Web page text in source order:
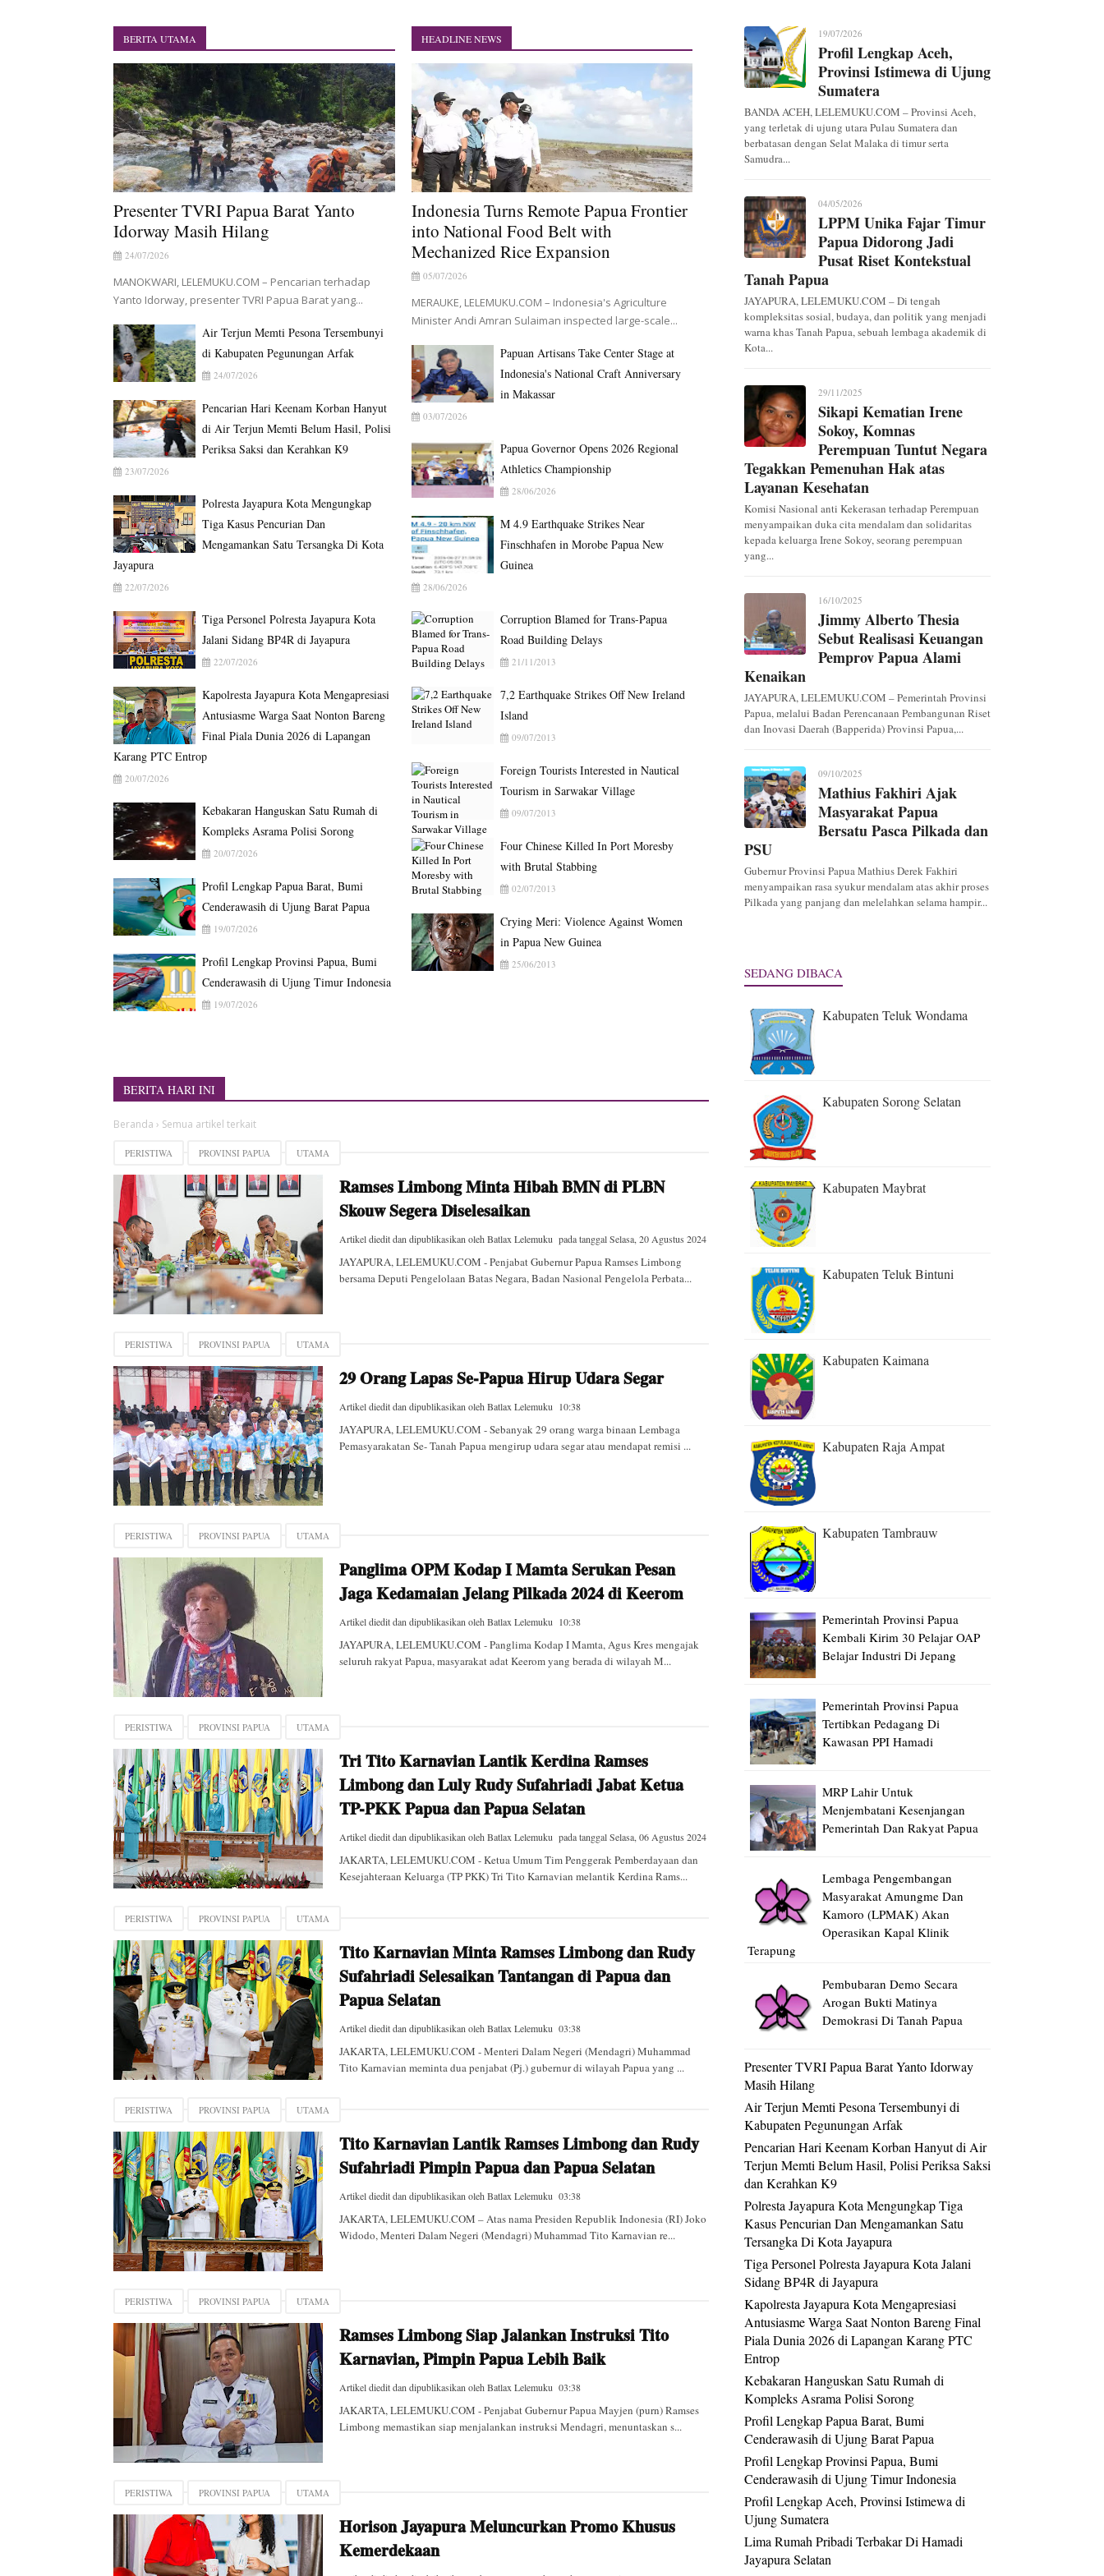
Indonesia Turns Remote Papua Frontier into National Food Belt with Mechanized Rice Expansion
Mentan Tinjau Program Cetak Sawah dan Penanaman Padi di Merauke
Mantan Sekda Jayawijaya Jadi Tersangka Kasus Korupsi Jalan Lingkar
Papuan Artisans Take Center Stage at Indonesia's National Craft Anniversary in Makassar
Presenter TVRI Papua Barat Yanto Idorway Masih Hilang
BERITA UTAMA
Presenter TVRI Papua Barat Yanto
Idorway Masih Hilang
24/07/2026
MANOKWARI, LELEMUKU.COM – Pencarian terhadap
Yanto Idorway, presenter TVRI Papua Barat yang...
Air Terjun Memti Pesona Tersembunyi
di Kabupaten Pegunungan Arfak
24/07/2026
Pencarian Hari Keenam Korban Hanyut
di Air Terjun Memti Belum Hasil, Polisi
Periksa Saksi dan Kerahkan K9
23/07/2026
Polresta Jayapura Kota Mengungkap
Tiga Kasus Pencurian Dan
Mengamankan Satu Tersangka Di Kota
Jayapura
22/07/2026
Tiga Personel Polresta Jayapura Kota
Jalani Sidang BP4R di Jayapura
22/07/2026
Kapolresta Jayapura Kota Mengapresiasi
Antusiasme Warga Saat Nonton Bareng
Final Piala Dunia 2026 di Lapangan
Karang PTC Entrop
20/07/2026
Kebakaran Hanguskan Satu Rumah di
Kompleks Asrama Polisi Sorong
20/07/2026
Profil Lengkap Papua Barat, Bumi
Cenderawasih di Ujung Barat Papua
19/07/2026
Profil Lengkap Provinsi Papua, Bumi
Cenderawasih di Ujung Timur Indonesia
19/07/2026
HEADLINE NEWS
Indonesia Turns Remote Papua Frontier
into National Food Belt with
Mechanized Rice Expansion
05/07/2026
MERAUKE, LELEMUKU.COM – Indonesia's Agriculture
Minister Andi Amran Sulaiman inspected large-scale...
Papuan Artisans Take Center Stage at
Indonesia's National Craft Anniversary
in Makassar
03/07/2026
Papua Governor Opens 2026 Regional
Athletics Championship
28/06/2026
M 4.9 Earthquake Strikes Near
Finschhafen in Morobe Papua New
Guinea
28/06/2026
Corruption Blamed for Trans-Papua
Road Building Delays
21/11/2013
7,2 Earthquake Strikes Off New Ireland
Island
09/07/2013
Foreign Tourists Interested in Nautical
Tourism in Sarwakar Village
09/07/2013
Four Chinese Killed In Port Moresby
with Brutal Stabbing
02/07/2013
Crying Meri: Violence Against Women
in Papua New Guinea
25/06/2013
BERITA HARI INI
Beranda › Semua artikel terkait
PERISTIWA PROVINSI PAPUA UTAMA
Ramses Limbong Minta Hibah BMN di PLBN
Skouw Segera Diselesaikan
Artikel diedit dan dipublikasikan olehBatlax Lelemuku pada tanggalSelasa, 20 Agustus 2024
JAYAPURA, LELEMUKU.COM - Penjabat Gubernur Papua Ramses Limbong
bersama Deputi Pengelolaan Batas Negara, Badan Nasional Pengelola Perbata...
PERISTIWA PROVINSI PAPUA UTAMA
29 Orang Lapas Se-Papua Hirup Udara Segar
Artikel diedit dan dipublikasikan olehBatlax Lelemuku 10:38
JAYAPURA, LELEMUKU.COM - Sebanyak 29 orang warga binaan Lembaga
Pemasyarakatan Se- Tanah Papua mengirup udara segar atau mendapat remisi ...
PERISTIWA PROVINSI PAPUA UTAMA
Panglima OPM Kodap I Mamta Serukan Pesan
Jaga Kedamaian Jelang Pilkada 2024 di Keerom
Artikel diedit dan dipublikasikan olehBatlax Lelemuku 10:38
JAYAPURA, LELEMUKU.COM - Panglima Kodap I Mamta, Agus Kres mengajak
seluruh rakyat Papua, masyarakat adat Keerom yang berada di wilayah M...
PERISTIWA PROVINSI PAPUA UTAMA
Tri Tito Karnavian Lantik Kerdina Ramses
Limbong dan Luly Rudy Sufahriadi Jabat Ketua
TP-PKK Papua dan Papua Selatan
Artikel diedit dan dipublikasikan olehBatlax Lelemuku pada tanggalSelasa, 06 Agustus 2024
JAKARTA, LELEMUKU.COM - Ketua Umum Tim Penggerak Pemberdayaan dan
Kesejahteraan Keluarga (TP PKK) Tri Tito Karnavian melantik Kerdina Rams...
PERISTIWA PROVINSI PAPUA UTAMA
Tito Karnavian Minta Ramses Limbong dan Rudy
Sufahriadi Selesaikan Tantangan di Papua dan
Papua Selatan
Artikel diedit dan dipublikasikan olehBatlax Lelemuku 03:38
JAKARTA, LELEMUKU.COM - Menteri Dalam Negeri (Mendagri) Muhammad
Tito Karnavian meminta dua penjabat (Pj.) gubernur di wilayah Papua yang ...
PERISTIWA PROVINSI PAPUA UTAMA
Tito Karnavian Lantik Ramses Limbong dan Rudy
Sufahriadi Pimpin Papua dan Papua Selatan
Artikel diedit dan dipublikasikan olehBatlax Lelemuku 03:38
JAKARTA, LELEMUKU.COM – Atas nama Presiden Republik Indonesia (RI) Joko
Widodo, Menteri Dalam Negeri (Mendagri) Muhammad Tito Karnavian re...
PERISTIWA PROVINSI PAPUA UTAMA
Ramses Limbong Siap Jalankan Instruksi Tito
Karnavian, Pimpin Papua Lebih Baik
Artikel diedit dan dipublikasikan olehBatlax Lelemuku 03:38
JAKARTA, LELEMUKU.COM - Penjabat Gubernur Papua Mayjen (purn) Ramses
Limbong memastikan siap menjalankan instruksi Mendagri, menuntaskan s...
PERISTIWA PROVINSI PAPUA UTAMA
Horison Jayapura Meluncurkan Promo Khusus
Kemerdekaan
19/07/2026
Profil Lengkap Aceh,
Provinsi Istimewa di Ujung
Sumatera
BANDA ACEH, LELEMUKU.COM – Provinsi Aceh,
yang terletak di ujung utara Pulau Sumatera dan
berbatasan dengan Selat Malaka di timur serta
Samudra...
04/05/2026
LPPM Unika Fajar Timur
Papua Didorong Jadi
Pusat Riset Kontekstual
Tanah Papua
JAYAPURA, LELEMUKU.COM – Di tengah
kompleksitas sosial, budaya, dan politik yang menjadi
warna khas Tanah Papua, sebuah lembaga akademik di
Kota...
29/11/2025
Sikapi Kematian Irene
Sokoy, Komnas
Perempuan Tuntut Negara
Tegakkan Pemenuhan Hak atas
Layanan Kesehatan
Komisi Nasional anti Kekerasan terhadap Perempuan
menyampaikan duka cita mendalam dan solidaritas
kepada keluarga Irene Sokoy, seorang perempuan
yang...
16/10/2025
Jimmy Alberto Thesia
Sebut Realisasi Keuangan
Pemprov Papua Alami
Kenaikan
JAYAPURA, LELEMUKU.COM – Pemerintah Provinsi
Papua, melalui Badan Perencanaan Pembangunan Riset
dan Inovasi Daerah (Bapperida) Provinsi Papua,...
09/10/2025
Mathius Fakhiri Ajak
Masyarakat Papua
Bersatu Pasca Pilkada dan
PSU
Gubernur Provinsi Papua Mathius Derek Fakhiri
menyampaikan rasa syukur mendalam atas akhir proses
Pilkada yang panjang dan melelahkan selama hampir...
SEDANG DIBACA
Kabupaten Teluk Wondama
Kabupaten Sorong Selatan
Kabupaten Maybrat
Kabupaten Teluk Bintuni
Kabupaten Kaimana
Kabupaten Raja Ampat
Kabupaten Tambrauw
Pemerintah Provinsi Papua
Kembali Kirim 30 Pelajar OAP
Belajar Industri Di Jepang
Pemerintah Provinsi Papua
Tertibkan Pedagang Di
Kawasan PPI Hamadi
MRP Lahir Untuk
Menjembatani Kesenjangan
Pemerintah Dan Rakyat Papua
Lembaga Pengembangan
Masyarakat Amungme Dan
Kamoro (LPMAK) Akan
Operasikan Kapal Klinik
Terapung
Pembubaran Demo Secara
Arogan Bukti Matinya
Demokrasi Di Tanah Papua
Presenter TVRI Papua Barat Yanto Idorway
Masih Hilang
Air Terjun Memti Pesona Tersembunyi di
Kabupaten Pegunungan Arfak
Pencarian Hari Keenam Korban Hanyut di Air
Terjun Memti Belum Hasil, Polisi Periksa Saksi
dan Kerahkan K9
Polresta Jayapura Kota Mengungkap Tiga
Kasus Pencurian Dan Mengamankan Satu
Tersangka Di Kota Jayapura
Tiga Personel Polresta Jayapura Kota Jalani
Sidang BP4R di Jayapura
Kapolresta Jayapura Kota Mengapresiasi
Antusiasme Warga Saat Nonton Bareng Final
Piala Dunia 2026 di Lapangan Karang PTC
Entrop
Kebakaran Hanguskan Satu Rumah di
Kompleks Asrama Polisi Sorong
Profil Lengkap Papua Barat, Bumi
Cenderawasih di Ujung Barat Papua
Profil Lengkap Provinsi Papua, Bumi
Cenderawasih di Ujung Timur Indonesia
Profil Lengkap Aceh, Provinsi Istimewa di
Ujung Sumatera
Lima Rumah Pribadi Terbakar Di Hamadi
Jayapura Selatan